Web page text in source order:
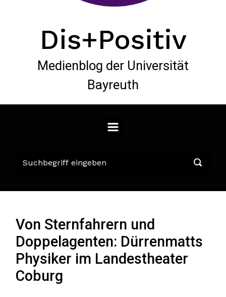
Dis+Positiv
Medienblog der Universität
Bayreuth
Von Sternfahrern und
Doppelagenten: Dürrenmatts
Physiker im Landestheater
Coburg